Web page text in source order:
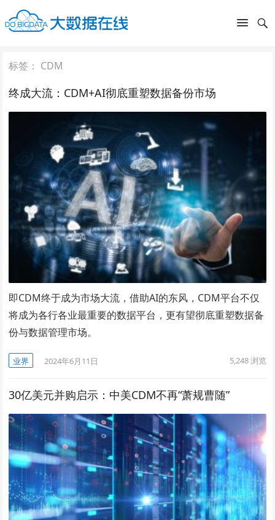
标签： CDM
终成大流：CDM+AI彻底重塑数据备份市场
即CDM终于成为市场大流，借助AI的东风，CDM平台不仅
将成为各行各业最重要的数据平台，更有望彻底重塑数据备
份与数据管理市场。
业界 2024年6月11日 5,248浏览
30亿美元并购启示：中美CDM不再“萧规曹随”